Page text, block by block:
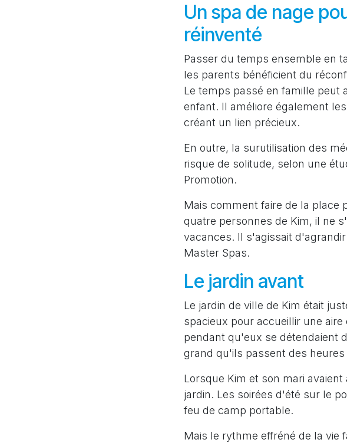
Un spa de nage
réinventé
Passer du temps ensemble en
les parents bénéficient du
Le temps passé en famille peut
enfant. Il améliore également
créant un lien précieux.
En outre, la surutilisation des
risque de solitude, selon une
Promotion.
Mais comment faire de la place
quatre personnes de Kim, il ne
vacances. Il s'agissait
Master Spas.
Le jardin avant
Le jardin de ville de Kim était
spacieux pour accueillir une
pendant qu'eux se détendaient
grand qu'ils passent des
Lorsque Kim et son mari
jardin. Les soirées d'été sur le
feu de camp portable.
Mais le rythme effréné de la vie